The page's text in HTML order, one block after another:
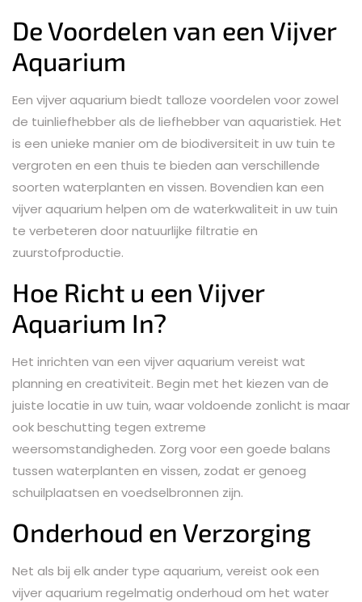
De Voordelen van een Vijver
Aquarium
Een vijver aquarium biedt talloze voordelen voor zowel
de tuinliefhebber als de liefhebber van aquaristiek. Het
is een unieke manier om de biodiversiteit in uw tuin te
vergroten en een thuis te bieden aan verschillende
soorten waterplanten en vissen. Bovendien kan een
vijver aquarium helpen om de waterkwaliteit in uw tuin
te verbeteren door natuurlijke filtratie en
zuurstofproductie.
Hoe Richt u een Vijver
Aquarium In?
Het inrichten van een vijver aquarium vereist wat
planning en creativiteit. Begin met het kiezen van de
juiste locatie in uw tuin, waar voldoende zonlicht is maar
ook beschutting tegen extreme
weersomstandigheden. Zorg voor een goede balans
tussen waterplanten en vissen, zodat er genoeg
schuilplaatsen en voedselbronnen zijn.
Onderhoud en Verzorging
Net als bij elk ander type aquarium, vereist ook een
vijver aquarium regelmatig onderhoud om het water